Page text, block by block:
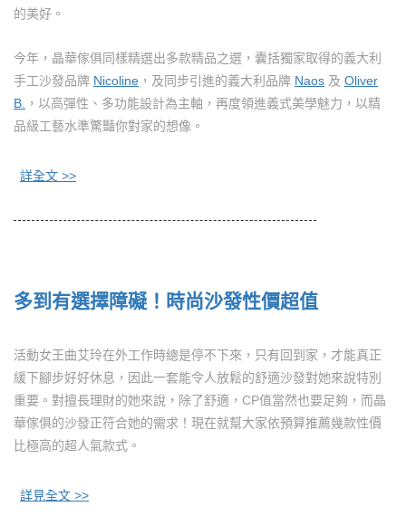
的美好。
今年，晶華傢俱同樣精選出多款精品之選，囊括獨家取得的義大利
手工沙發品牌 Nicoline ，及同步引進的義大利品牌 Naos 及 Oliver
B. ，以高彈性、多功能設計為主軸，再度領進義式美學魅力，以精
品級工藝水準驚豔你對家的想像。
詳全文 >>
多到有選擇障礙！時尚沙發性價超值
活動女王曲艾玲在外工作時總是停不下來，只有回到家，才能真正
緩下腳步好好休息，因此一套能令人放鬆的舒適沙發對她來說特別
重要。對擅長理財的她來說，除了舒適，CP值當然也要足夠，而晶
華傢俱的沙發正符合她的需求！現在就幫大家依預算推薦幾款性價
比極高的超人氣款式。
詳見全文 >>